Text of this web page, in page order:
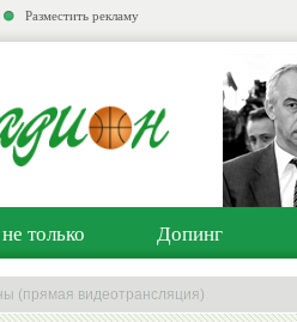
Разместить рекламу
только Допинг
(прямая видеотрансляция)